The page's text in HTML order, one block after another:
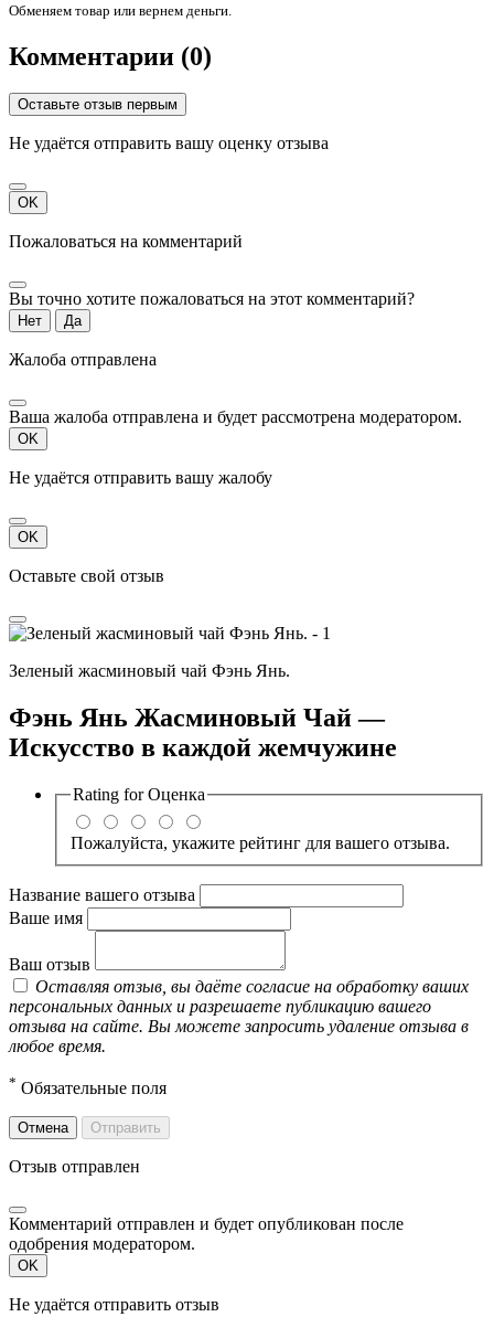
Обменяем товар или вернем деньги.
Комментарии (0)
Оставьте отзыв первым
Не удаётся отправить вашу оценку отзыва
OK
Пожаловаться на комментарий
Вы точно хотите пожаловаться на этот комментарий?
Нет Да
Жалоба отправлена
Ваша жалоба отправлена и будет рассмотрена модератором.
OK
Не удаётся отправить вашу жалобу
OK
Оставьте свой отзыв
Зеленый жасминовый чай Фэнь Янь.
Фэнь Янь Жасминовый Чай —
Искусство в каждой жемчужине
Rating forОценка
Пожалуйста, укажите рейтинг для вашего отзыва.
Название вашего отзыва
Ваше имя
Ваш отзыв
Оставляя отзыв, вы даёте согласие на обработку ваших
персональных данных и разрешаете публикацию вашего
отзыва на сайте. Вы можете запросить удаление отзыва в
любое время.
* Обязательные поля
Отмена Отправить
Отзыв отправлен
Комментарий отправлен и будет опубликован после
одобрения модератором.
OK
Не удаётся отправить отзыв